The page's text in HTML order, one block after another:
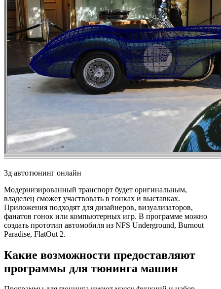
3д автотюнинг онлайн
Модернизированный транспорт будет оригинальным,
владелец сможет участвовать в гонках и выставках.
Приложения подходят для дизайнеров, визуализаторов,
фанатов гонок или компьютерных игр. В программе можно
создать прототип автомобиля из NFS Underground, Burnout
Paradise, FlatOut 2.
Какие возможности предоставляют
программы для тюнинга машин